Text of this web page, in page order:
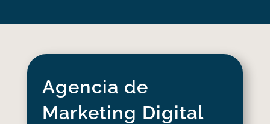
Agencia de
Marketing Digital